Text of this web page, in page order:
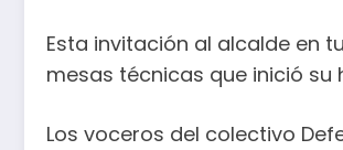
Esta invitación al alcalde en
mesas técnicas que inició su
Los voceros del colectivo